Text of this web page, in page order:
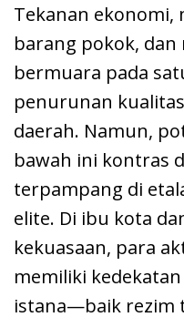
Tekanan ekonomi,
barang pokok, dan
bermuara pada
penurunan
daerah. Namun,
bawah ini kontras
terpampang di
elite. Di ibu kota
kekuasaan, para
memiliki
istana—baik rezim